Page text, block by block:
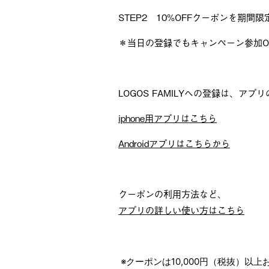
STEP2 10%OFFクーポンを期間限
＊当日の登録でもキャンペーン参加
LOGOS FAMILYへの登録は、アプ
iphone用アプリはこちら
Androidアプリはこちらから
クーポンの利用方法など、
アプリの詳しい使い方はこちら
※クーポンは10,000円（税抜）以上